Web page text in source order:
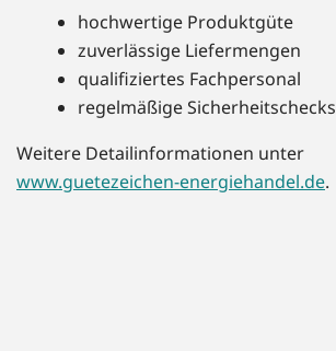
hochwertige Produktgüte
zuverlässige Liefermengen
qualifiziertes Fachpersonal
regelmäßige Sicherheitschecks
Weitere Detailinformationen unter
www.guetezeichen-energiehandel.de.